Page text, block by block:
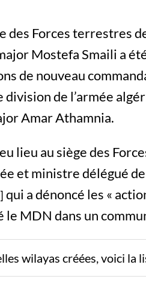
des Forces terrestres
Mostefa Smaili a
de nouveau
de l’armée
Amar Athamnia.
lieu au siège des
et ministre délégué
qui a dénoncé les «
le MDN dans un
wilayas créées, voici la